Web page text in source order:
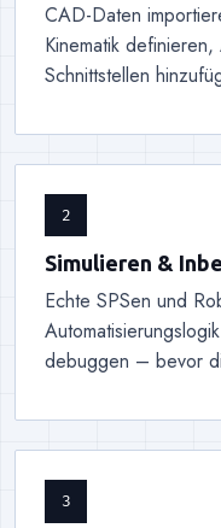
CAD-Daten
Kinematik
Schnittstellen
2
Simulieren &
Echte SPSen und
debuggen – bevor
3